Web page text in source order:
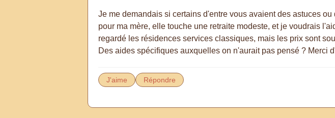
Je me demandais si certains d'entre vous avaient des astuces
pour ma mère, elle touche une retraite modeste, et je voudrais
regardé les résidences services classiques, mais les prix sont
Des aides spécifiques auxquelles on n'aurait pas pensé ? Merci
J'aime Répondre